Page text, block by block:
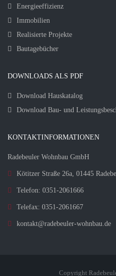
Energieeffizienz
Immobilien
Realisierte Projekte
Bautagebücher
DOWNLOADS ALS PDF
Download Hauskatalog
Download Bau- und
KONTAKTINFORMATIONEN
Radebeuler Wohnbau GmbH
Kötitzer Straße 26a, 01445
Telefon: 0351-2061666
Telefax: 0351-2061667
kontakt@radebeuler-wohnbau.de
Copyright